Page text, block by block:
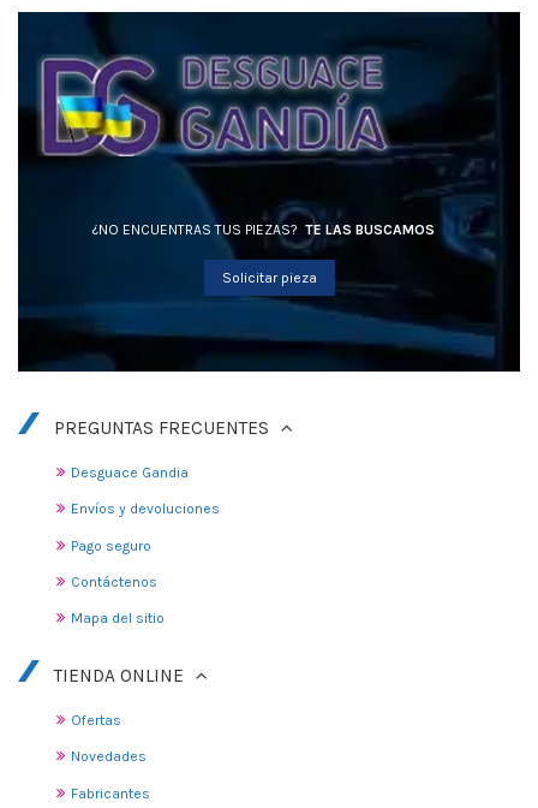
¿NO ENCUENTRAS TUS PIEZAS? TE LAS BUSCAMOS
Solicitar pieza
PREGUNTAS FRECUENTES
Desguace Gandia
Envíos y devoluciones
Pago seguro
Contáctenos
Mapa del sitio
TIENDA ONLINE
Ofertas
Novedades
Fabricantes